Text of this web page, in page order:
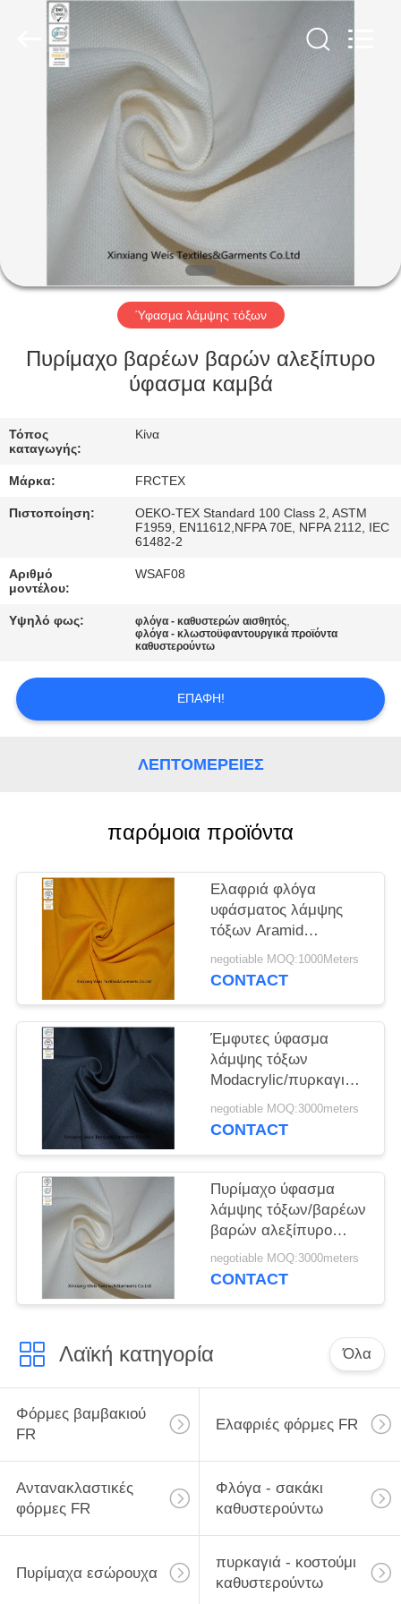
ΣΠΊΤΙ
ΠΡΟΪΌΝΤΑ
ΓΎΡΟΣ
ΕΡΓΟΣΤΑΣΊΩΝ
ΠΟΙΟΤΙΚΌΣ
ΜΑΣ
ΕΛΆΤΕ
ΣΕ
ΜΕ
ΑΠΌΣΠΑΣΜΑ
Textiles&Garments
Ύφασμα λάμψης τόξων
Πυρίμαχο βαρέων βαρών αλεξίπυρο
ύφασμα καμβά
Τόπος
καταγωγής:
Κίνα
Μάρκα: FRCTEX
Πιστοποίηση:
OEKO-TEX Standard 100 Class 2, ASTM
F1959, EN11612,NFPA 70E, NFPA 2112, IEC
61482-2
Αριθμό
μοντέλου:
WSAF08
Υψηλό φως: φλόγα - καθυστερών αισθητός,
φλόγα - κλωστοϋφαντουργικά προϊόντα
καθυστερούντω
ΕΠΑΦΉ!
ΛΕΠΤΟΜΈΡΕΙΕΣ
παρόμοια προϊόντα
Ελαφριά φλόγα
υφάσματος λάμψης
τόξων Aramid
προστατευτική
εγγενώς - καθυστερών
negotiable MOQ:1000Meters
CONTACT
Έμφυτες ύφασμα
λάμψης τόξων
Modacrylic/πυρκαγιά
ιματισμού ασφάλειας -
κλωστοϋφαντουργικά
negotiable MOQ:3000meters
CONTACT
Πυρίμαχο ύφασμα
λάμψης τόξων/βαρέων
βαρών αλεξίπυρο
ύφασμα καμβά
negotiable MOQ:3000meters
CONTACT
Λαϊκή κατηγορία Όλα
Φόρμες βαμβακιού
FR
Ελαφριές φόρμες FR
Αντανακλαστικές
φόρμες FR
Φλόγα - σακάκι
καθυστερούντω
Πυρίμαχα εσώρουχα
πυρκαγιά - κοστούμι
καθυστερούντω